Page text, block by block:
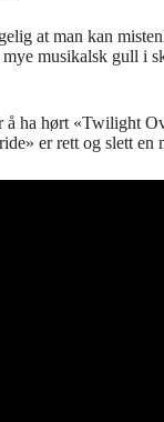
at man kan
musikalsk gull i
ha hørt «Twilight
er rett og slett